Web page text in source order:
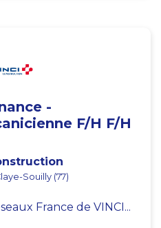
-
F/H F/H
Souilly (77)
France de VINCI...